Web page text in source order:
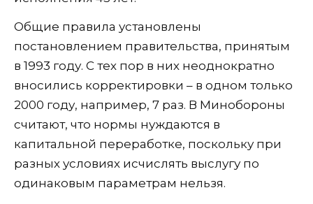
Общие правила установлены
постановлением правительства, принятым
в 1993 году. С тех пор в них неоднократно
вносились корректировки – в одном только
2000 году, например, 7 раз. В Минобороны
считают, что нормы нуждаются в
капитальной переработке, поскольку при
разных условиях исчислять выслугу по
одинаковым параметрам нельзя.